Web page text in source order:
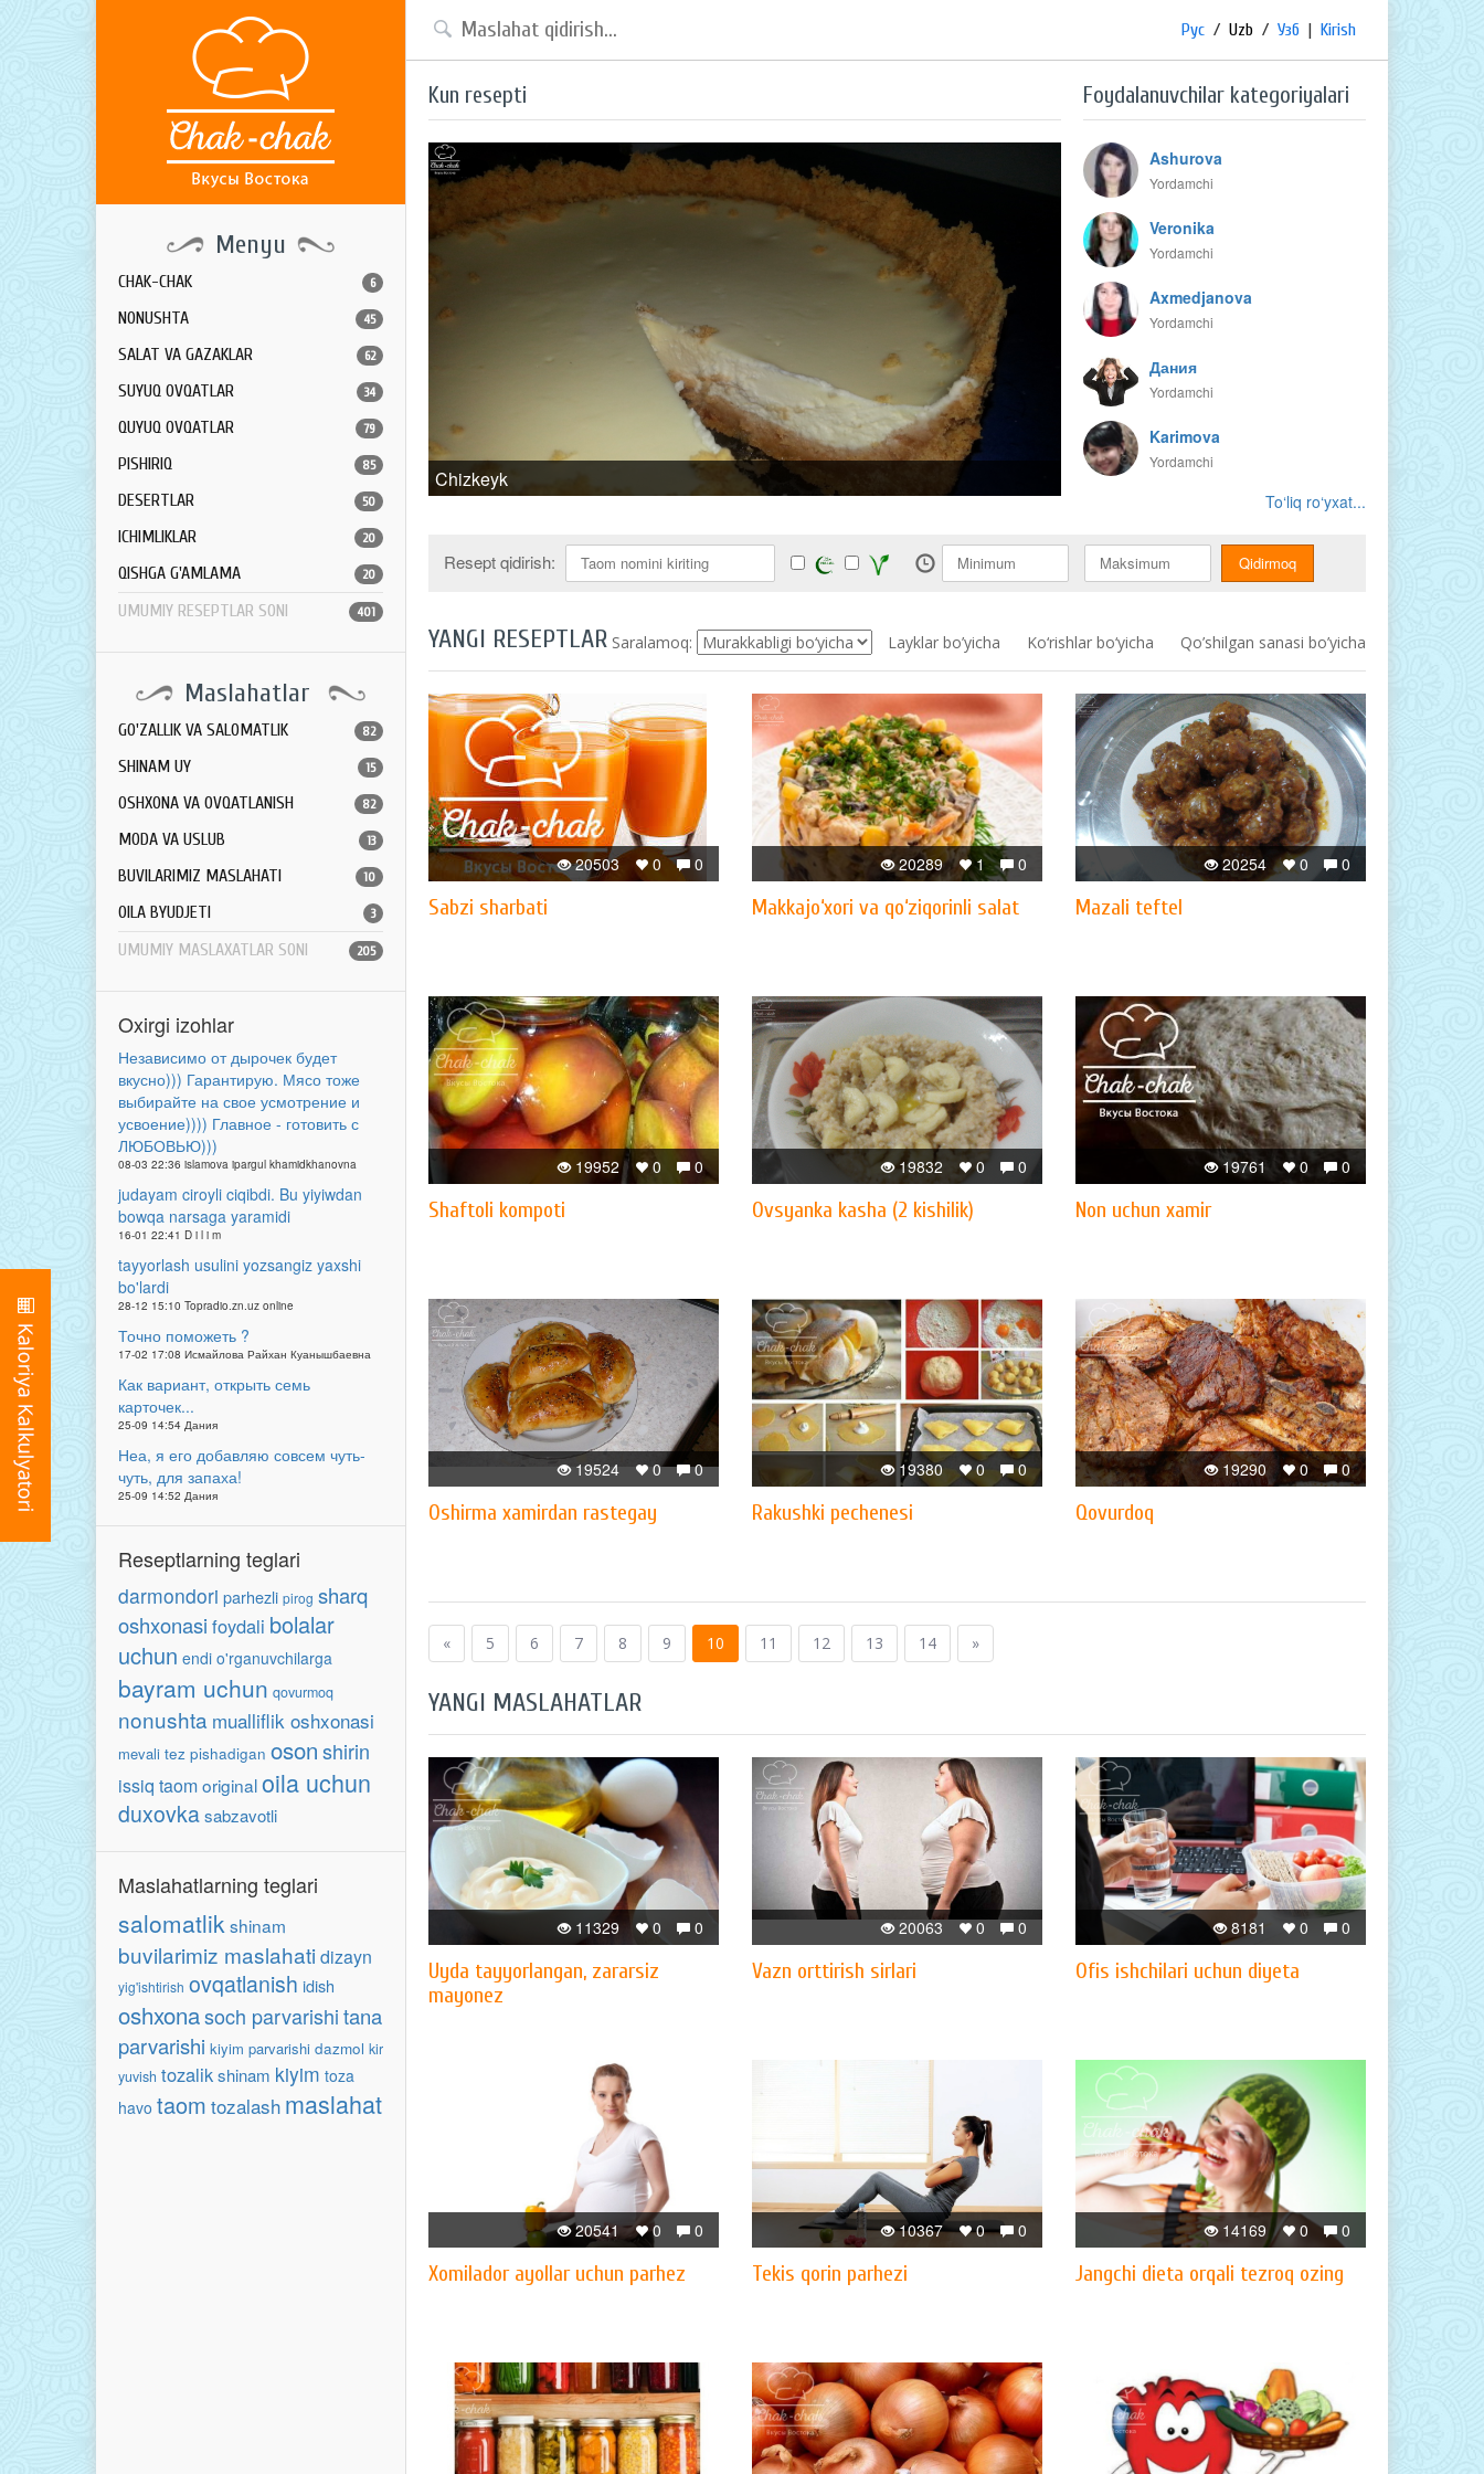
Menyu
CHAK-CHAK 6
NONUSHTA 45
SALAT VA GAZAKLAR 62
SUYUQ OVQATLAR 34
QUYUQ OVQATLAR 79
PISHIRIQ 85
DESERTLAR 50
ICHIMLIKLAR 20
QISHGA G'AMLAMA 20
UMUMIY RESEPTLAR SONI 401
Maslahatlar
GO'ZALLIK VA SALOMATLIK 82
SHINAM UY 15
OSHXONA VA OVQATLANISH 82
MODA VA USLUB 13
BUVILARIMIZ MASLAHATI 10
OILA BYUDJETI 3
UMUMIY MASLAXATLAR SONI 205
Oxirgi izohlar
Независимо от дырочек будет
вкусно))) Гарантирую. Мясо тоже
выбирайте на свое усмотрение и
усвоение)))) Главное - готовить с
ЛЮБОВЬЮ)))
08-03 22:36 islamova ipargul khamidkhanovna
judayam ciroyli ciqibdi. Bu yiyiwdan
bowqa narsaga yaramidi
16-01 22:41 D i l i m
tayyorlash usulini yozsangiz yaxshi
bo'lardi
28-12 15:10 Topradio.zn.uz online
Точно поможеть ?
17-02 17:08 Исмайлова Райхан Куанышбаевна
Как вариант, открыть семь
карточек...
25-09 14:54 Дания
Неа, я его добавляю совсем чуть-
чуть, для запаха!
25-09 14:52 Дания
Reseptlarning teglari
darmondori parhezli pirog sharq
oshxonasi foydali bolalar
uchun endi o'rganuvchilarga
bayram uchun qovurmoq
nonushta mualliflik oshxonasi
mevali tez pishadigan osonshirin
issiq taomoriginaloila uchun
duxovkasabzavotli
Maslahatlarning teglari
salomatlikshinam
buvilarimiz maslahati dizayn
yig'ishtirish ovqatlanish idish
oshxonasoch parvarishitana
parvarishi kiyim parvarishi dazmol kir
yuvish tozalikshinam kiyim toza
havo taom tozalash maslahat
Рус / Uzb / Узб | Kirish
Kun resepti
Chizkeyk
Foydalanuvchilar kategoriyalari
Ashurova
Yordamchi
Veronika
Yordamchi
Axmedjanova
Yordamchi
Дания
Yordamchi
Karimova
Yordamchi
To‘liq ro‘yxat...
Resept qidirish:
YANGI RESEPTLAR Saralamoq: Layklar bo’yicha Ko‘rishlar bo‘yicha Qo’shilgan sanasi bo’yicha
0
0
20503
Sabzi sharbati
0
1
20289
Makkajo‘xori va qo‘ziqorinli salat
0
0
20254
Mazali teftel
0
0
19952
Shaftoli kompoti
0
0
19832
Ovsyanka kasha (2 kishilik)
0
0
19761
Non uchun xamir
0
0
19524
Oshirma xamirdan rastegay
0
0
19380
Rakushki pechenesi
0
0
19290
Qovurdoq
« 5 6 7 8 9 10 11 12 13 14 »
YANGI MASLAHATLAR
0
0
11329
Uyda tayyorlangan, zararsiz
mayonez
0
0
20063
Vazn orttirish sirlari
0
0
8181
Ofis ishchilari uchun diyeta
0
0
20541
Xomilador ayollar uchun parhez
0
0
10367
Tekis qorin parhezi
0
0
14169
Jangchi dieta orqali tezroq ozing